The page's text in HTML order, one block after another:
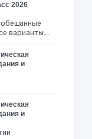
2026
обещанные
варианты….
и
и